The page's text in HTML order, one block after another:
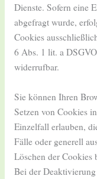
Dienste. Sofern eine
abgefragt wurde,
Cookies
6 Abs. 1 lit. a
widerrufbar.
Sie können Ihren
Setzen von Cookies
Einzelfall erlauben,
Fälle oder generell
Löschen der Cookies
Bei der